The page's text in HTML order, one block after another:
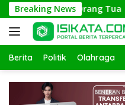
Langsung
ke
konten
Breaking News
Orang Tua
Berita Politik Olahraga